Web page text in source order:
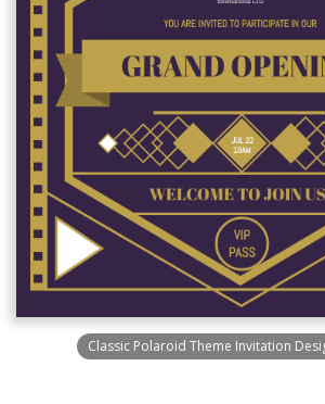
Classic Polaroid Theme Invitation